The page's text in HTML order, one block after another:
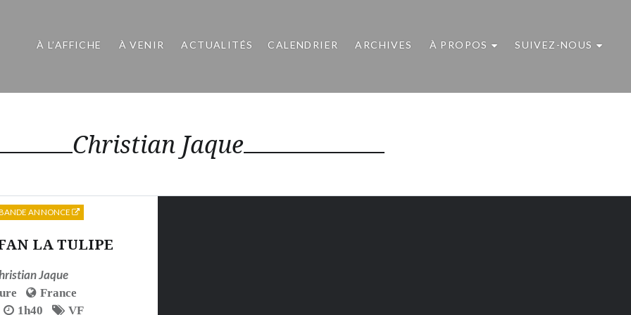
À L’AFFICHE À VENIR ACTUALITÉS CALENDRIER ARCHIVES À PROPOS SUIVEZ-NOUS
Christian Jaque
LA TULIPE
Jaque
France
1h40 VF
ANNONCE